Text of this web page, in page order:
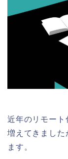
近年のリモート
増えてきました
ます。